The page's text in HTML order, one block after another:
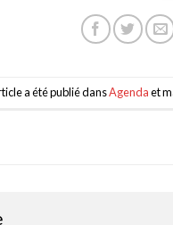
a été publié dansAgendaet